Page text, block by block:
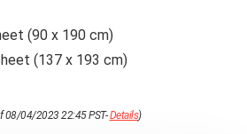
(90 x 190 cm)
(137 x 193 cm)
08/04/2023 22:45 PST-Details)